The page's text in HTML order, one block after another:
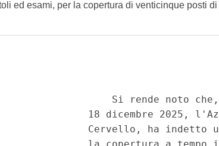
ed esami, per la copertura di venticinque posti